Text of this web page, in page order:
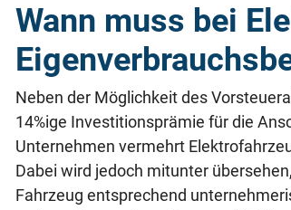
Wann muss bei
Neben der Möglichkeit des
14%ige Investitionsprämie für die
Unternehmen vermehrt
Dabei wird jedoch mitunter
Fahrzeug entsprechend